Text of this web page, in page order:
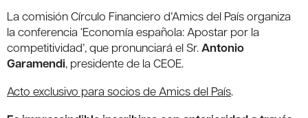
La comisión Círculo Financiero d’Amics del País organiza
la conferencia ‘Economía española: Apostar por la
competitividad’, que pronunciará el Sr.Antonio
Garamendi, presidente de la CEOE.
Acto exclusivo para socios de Amics del País.